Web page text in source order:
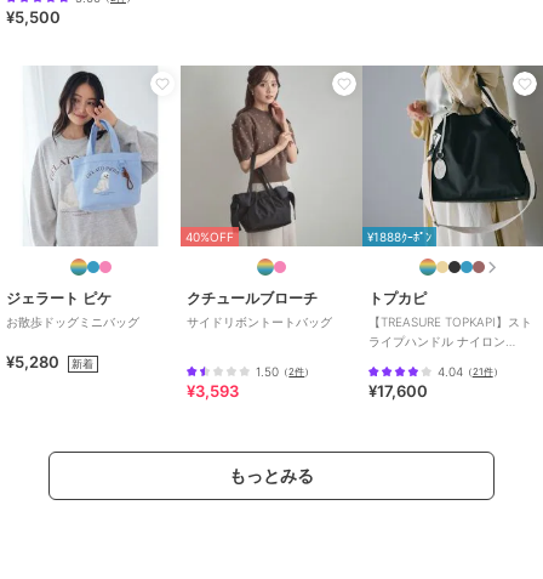
¥5,500
ジェラート ピケ
お散歩ドッグミニバッグ
¥5,280 新着
40%OFF
クチュールブローチ
サイドリボントートバッグ
1.50 （2件）
¥3,593
¥1888ｸｰﾎﾟﾝ
トプカピ
【TREASURE TOPKAPI】スト
ライプハンドル ナイロン
4.04 （21件）
¥17,600
もっとみる